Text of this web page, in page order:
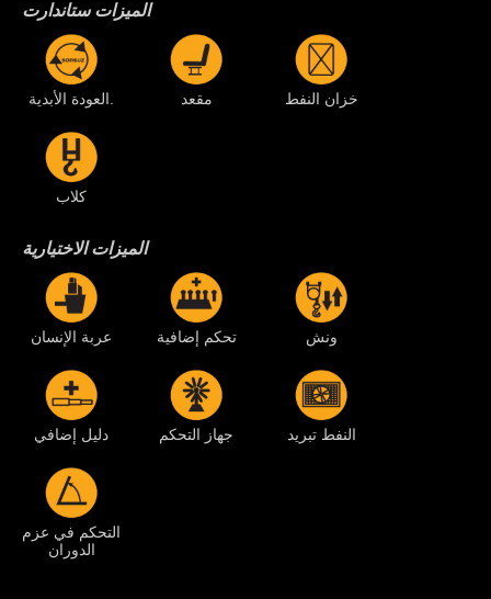
الميزات ستاندارت
العودة الأبدية. مقعد خزان النفط
كلاب
الميزات الاختيارية
عربة الإنسان تحكم إضافية ونش
دليل إضافي جهاز التحكم النفط تبريد
التحكم في عزم
الدوران